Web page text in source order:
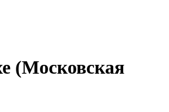
(Московская